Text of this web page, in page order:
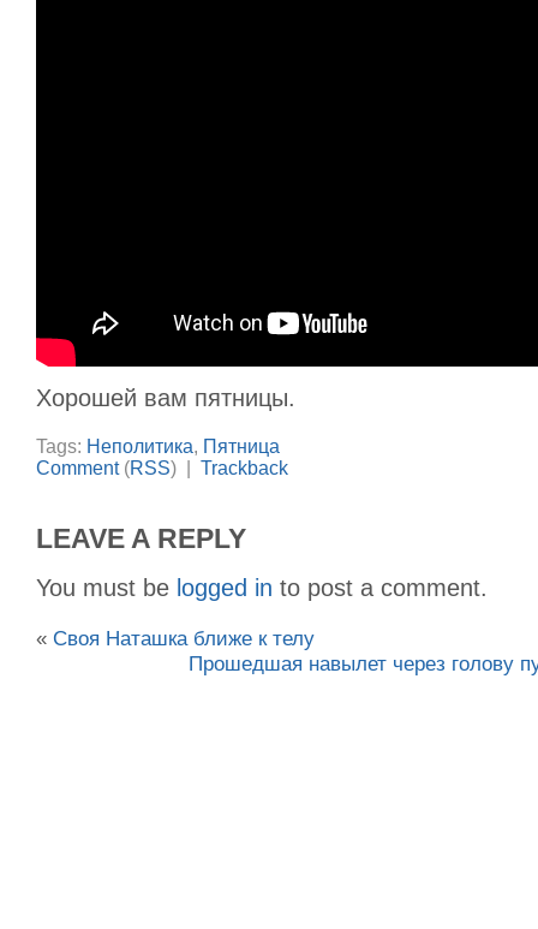
Хорошей вам пятницы.
Tags: Неполитика, Пятница
Comment(RSS) | Trackback
LEAVE A REPLY
You must be logged in to post a comment.
« Своя Наташка ближе к телу
Прошедшая навылет через голову